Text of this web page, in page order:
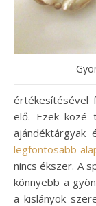
értékesítésével
elő. Ezek közé
legfontosabb
nincs ékszer. A
könnyebb a
a kislányok